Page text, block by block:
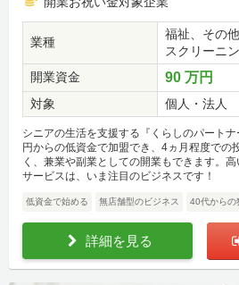
業種
福祉、その
スクリーニ
開業資金
90 万円
対象 個人・法人
シニアの生活を支援する『くらしのパート
円からの低資金で加盟でき、4ヵ月程度での
く、兼業や副業としての開業もできます。
サービスは、いま注目のビジネスです！
低資金で始める 無店舗型のビジネス 40代からの
詳細を見る